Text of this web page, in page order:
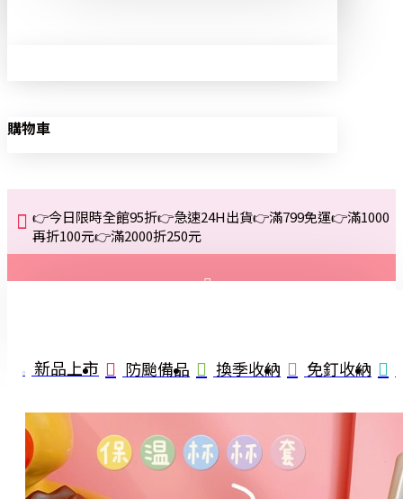
購物車
👉今日限時全館95折👉急速24H出貨👉滿799免運👉滿1000
再折100元👉滿2000折250元
註冊
詢問
新品上市 防颱備品 換季收納 免釘收納